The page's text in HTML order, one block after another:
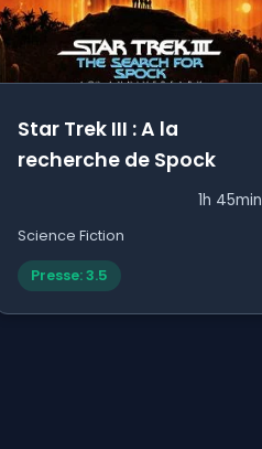
Star Trek III : A la
recherche de Spock
1h 45min
Science Fiction
Presse: 3.5